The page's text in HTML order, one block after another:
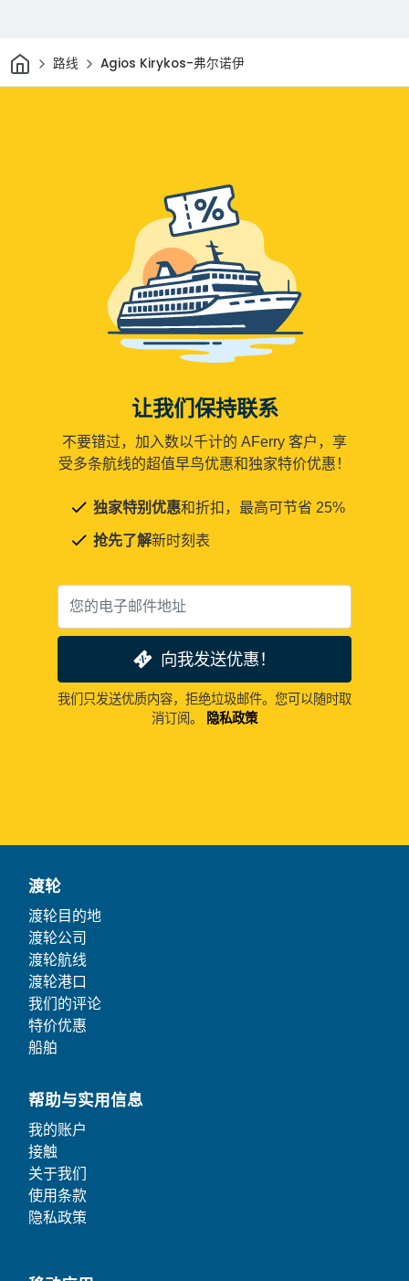
家 路线 Agios Kirykos-弗尔诺伊
让我们保持联系
不要错过，加入数以千计的 AFerry 客户，享
受多条航线的超值早鸟优惠和独家特价优惠！
独家特别优惠和折扣，最高可节省 25%
抢先了解新时刻表
向我发送优惠！
我们只发送优质内容，拒绝垃圾邮件。您可以随时取
消订阅。
隐私政策
渡轮
渡轮目的地
渡轮公司
渡轮航线
渡轮港口
我们的评论
特价优惠
船舶
帮助与实用信息
我的账户
接触
关于我们
使用条款
隐私政策